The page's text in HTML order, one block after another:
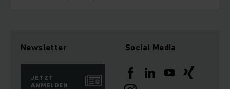
Newsletter
JETZT
ANMELDEN
Social Media